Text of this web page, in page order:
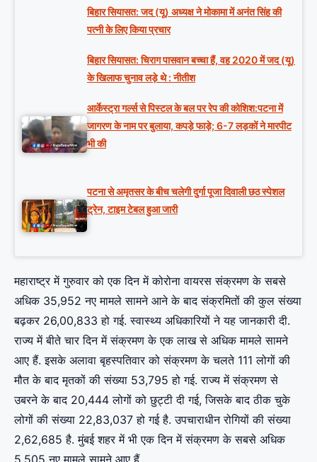
बिहार सियासत: जद (यू) अध्यक्ष ने मोकामा में अनंत सिंह की
पत्नी के लिए किया प्रचार
बिहार सियासत: चिराग पासवान बच्चा हैं, वह 2020 में जद (यू)
के खिलाफ चुनाव लड़े थे : नीतीश
आर्केस्ट्रा गर्ल्स से पिस्टल के बल पर रेप की कोशिश:पटना में
जागरण के नाम पर बुलाया, कपड़े फाड़े; 6-7 लड़कों ने मारपीट
भी की
पटना से अमृतसर के बीच चलेगी दुर्गा पूजा दिवाली छठ स्पेशल
ट्रेन, टाइम टेबल हुआ जारी
महाराष्ट्र में गुरुवार को एक दिन में कोरोना वायरस संक्रमण के सबसे
अधिक 35,952 नए मामले सामने आने के बाद संक्रमितों की कुल संख्या
बढ़कर 26,00,833 हो गई. स्वास्थ्य अधिकारियों ने यह जानकारी दी.
राज्य में बीते चार दिन में संक्रमण के एक लाख से अधिक मामले सामने
आए हैं. इसके अलावा बृहस्पतिवार को संक्रमण के चलते 111 लोगों की
मौत के बाद मृतकों की संख्या 53,795 हो गई. राज्य में संक्रमण से
उबरने के बाद 20,444 लोगों को छुट्टी दी गई, जिसके बाद ठीक चुके
लोगों की संख्या 22,83,037 हो गई है. उपचाराधीन रोगियों की संख्या
2,62,685 है. मुंबई शहर में भी एक दिन में संक्रमण के सबसे अधिक